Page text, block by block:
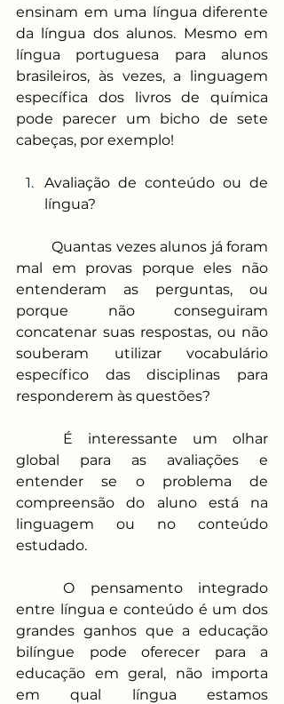
ensinam em uma língua diferente
da língua dos alunos. Mesmo em
língua portuguesa para alunos
brasileiros, às vezes, a linguagem
específica dos livros de química
pode parecer um bicho de sete
cabeças, por exemplo!
Avaliação de conteúdo ou de
língua?
Quantas vezes alunos já foram
mal em provas porque eles não
entenderam as perguntas, ou
porque não conseguiram
concatenar suas respostas, ou não
souberam utilizar vocabulário
específico das disciplinas para
responderem às questões?
É interessante um olhar
global para as avaliações e
entender se o problema de
compreensão do aluno está na
linguagem ou no conteúdo
estudado.
O pensamento integrado
entre língua e conteúdo é um dos
grandes ganhos que a educação
bilíngue pode oferecer para a
educação em geral, não importa
em qual língua estamos